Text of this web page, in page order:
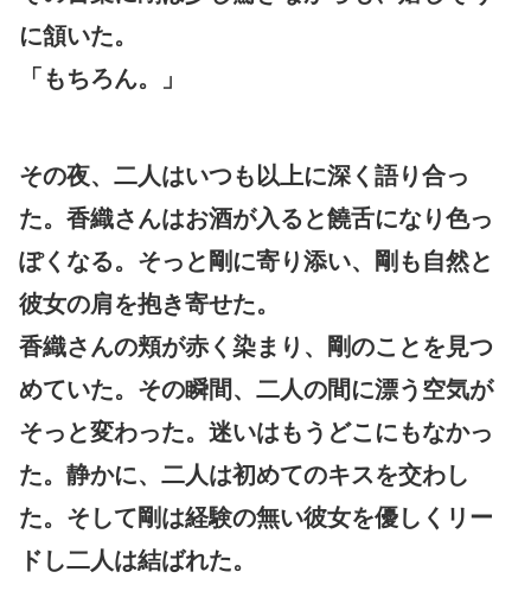
に頷いた。
「もちろん。」
その夜、二人はいつも以上に深く語り合っ
た。香織さんはお酒が入ると饒舌になり色っ
ぽくなる。そっと剛に寄り添い、剛も自然と
彼女の肩を抱き寄せた。
香織さんの頬が赤く染まり、剛のことを見つ
めていた。その瞬間、二人の間に漂う空気が
そっと変わった。迷いはもうどこにもなかっ
た。静かに、二人は初めてのキスを交わし
た。そして剛は経験の無い彼女を優しくリー
ドし二人は結ばれた。